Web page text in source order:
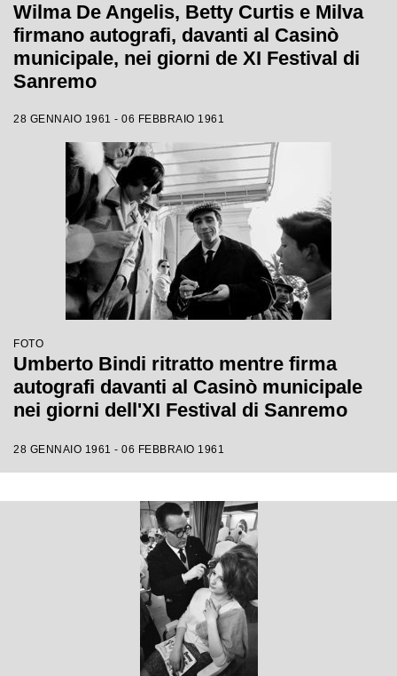
Wilma De Angelis, Betty Curtis e Milva
firmano autografi, davanti al Casinò
municipale, nei giorni de XI Festival di
Sanremo
28 GENNAIO 1961 - 06 FEBBRAIO 1961
FOTO
Umberto Bindi ritratto mentre firma
autografi davanti al Casinò municipale
nei giorni dell'XI Festival di Sanremo
28 GENNAIO 1961 - 06 FEBBRAIO 1961